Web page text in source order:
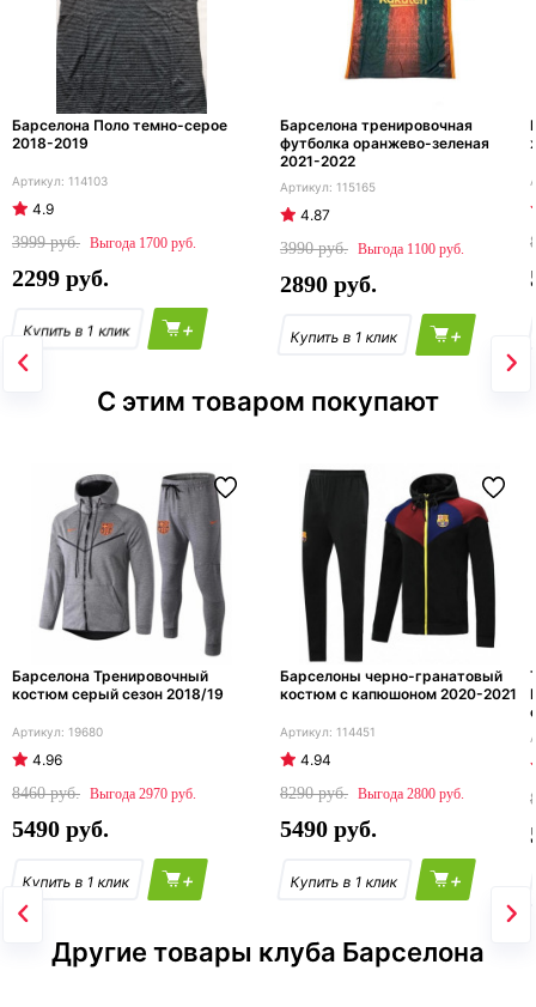
Барселона Поло темно-серое
2018-2019
114103
4.9
3999
1700
2299
+
Барселона тренировочная
футболка оранжево-зеленая
2021-2022
115165
4.87
3990
1100
2890
+
С этим товаром покупают
Барселона Тренировочный
костюм серый сезон 2018/19
19680
4.96
8460
2970
5490
+
Барселоны черно-гранатовый
костюм с капюшоном 2020-2021
114451
4.94
8290
2800
5490
+
Другие товары клуба Барселона